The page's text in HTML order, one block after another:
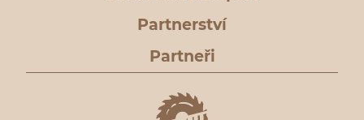
Partnerství
Partneři